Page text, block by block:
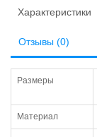
Характеристики
Отзывы (0)
Размеры
Материал